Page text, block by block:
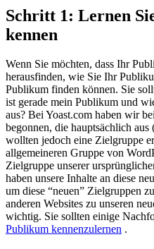
Schritt 1: Lernen
kennen
Wenn Sie möchten, dass Ihr
herausfinden, wie Sie Ihr
Publikum finden können. Sie
ist gerade mein Publikum und
aus? Bei Yoast.com haben wir
begonnen, die hauptsächlich
wollten jedoch eine Zielgruppe
allgemeineren Gruppe von
Zielgruppe unserer
haben unsere Inhalte an diese
um diese “neuen” Zielgruppen
anderen Websites zu unseren
wichtig. Sie sollten einige
Publikum kennenzulernen .